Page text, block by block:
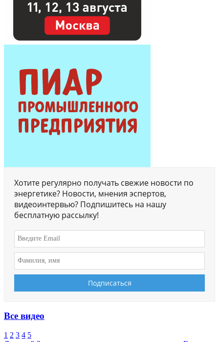
Хотите регулярно получать свежие новости по
энергетике? Новости, мнения эспертов,
видеоинтервью? Подпишитесь на нашу
бесплатную рассылку!
Все видео
1 2 3 4 5